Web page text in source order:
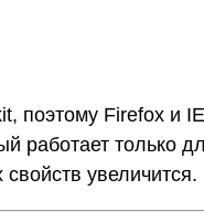
поэтому Firefox и
работает только
увеличится.